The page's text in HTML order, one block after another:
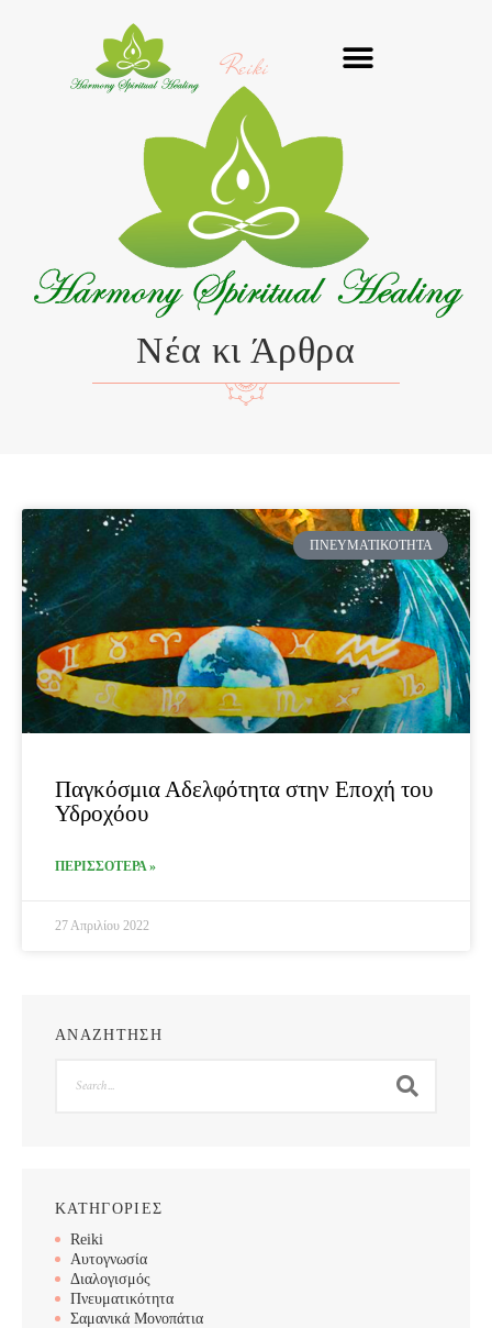
Reiki
Νέα κι Άρθρα
ΠΝΕΥΜΑΤΙΚΌΤΗΤΑ
Παγκόσμια Αδελφότητα στην Εποχή του
Υδροχόου
ΠΕΡΙΣΣΟΤΕΡΑ »
27 Απριλίου 2022
ΑΝΑΖΗΤΗΣΗ
ΚΑΤΗΓΟΡΙΕΣ
Reiki
Αυτογνωσία
Διαλογισμός
Πνευματικότητα
Σαμανικά Μονοπάτια